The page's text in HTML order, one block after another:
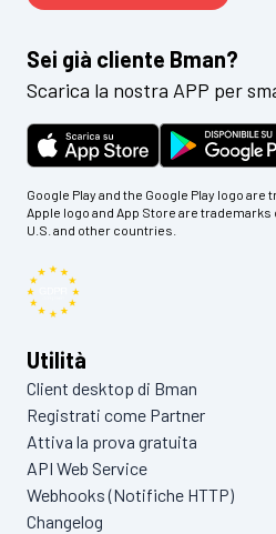
Sei già cliente Bman?
Scarica la nostra APP per
Google Play and the Google Play logo are
Apple logo and App Store are
U.S. and other countries.
Utilità
Client desktop di Bman
Registrati come Partner
Attiva la prova gratuita
API Web Service
Webhooks (Notifiche HTTP)
Changelog